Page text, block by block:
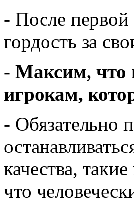
- После
гордость за
- Максим, что
игрокам,
- Обязательно
качества,
что